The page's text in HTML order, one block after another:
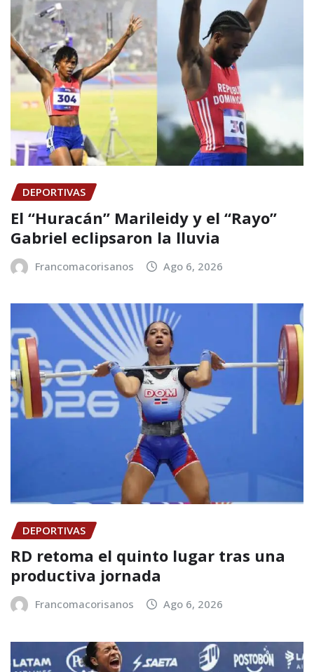
DEPORTIVAS
El “Huracán” Marileidy y el “Rayo”
Gabriel eclipsaron la lluvia
Francomacorisanos Ago 6, 2026
DEPORTIVAS
RD retoma el quinto lugar tras una
productiva jornada
Francomacorisanos Ago 6, 2026